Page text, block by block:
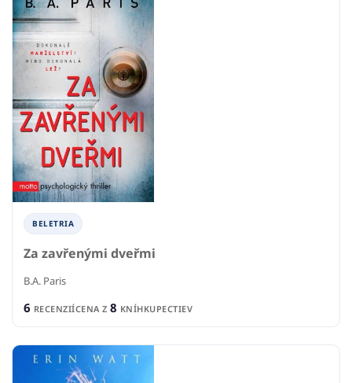
BELETRIA
Za zavřenými dveřmi
B.A. Paris
6 RECENZIÍCENA Z 8 KNÍHKUPECTIEV